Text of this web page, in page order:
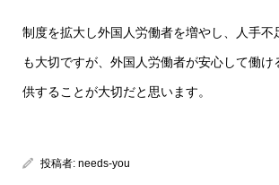
制度を拡大し外国人労働者を増やし、人手不
も大切ですが、外国人労働者が安心して働け
供することが大切だと思います。
投稿者: needs-you